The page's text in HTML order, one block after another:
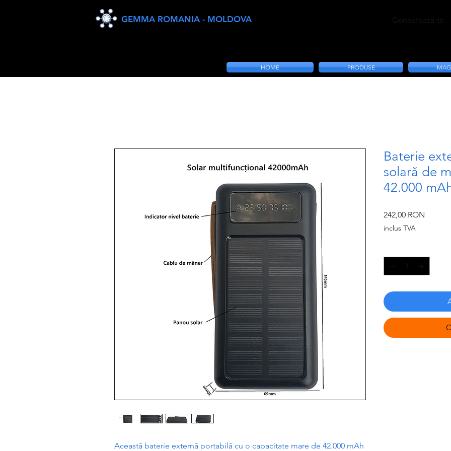
GEMMA ROMANIA - MOLDOVA Conectează-te
HOME PRODUSE
Această baterie externă portabilă cu o capacitate mare de 42.000 mAh
Baterie
solară de
42.000
242,00 RON
inclus TVA